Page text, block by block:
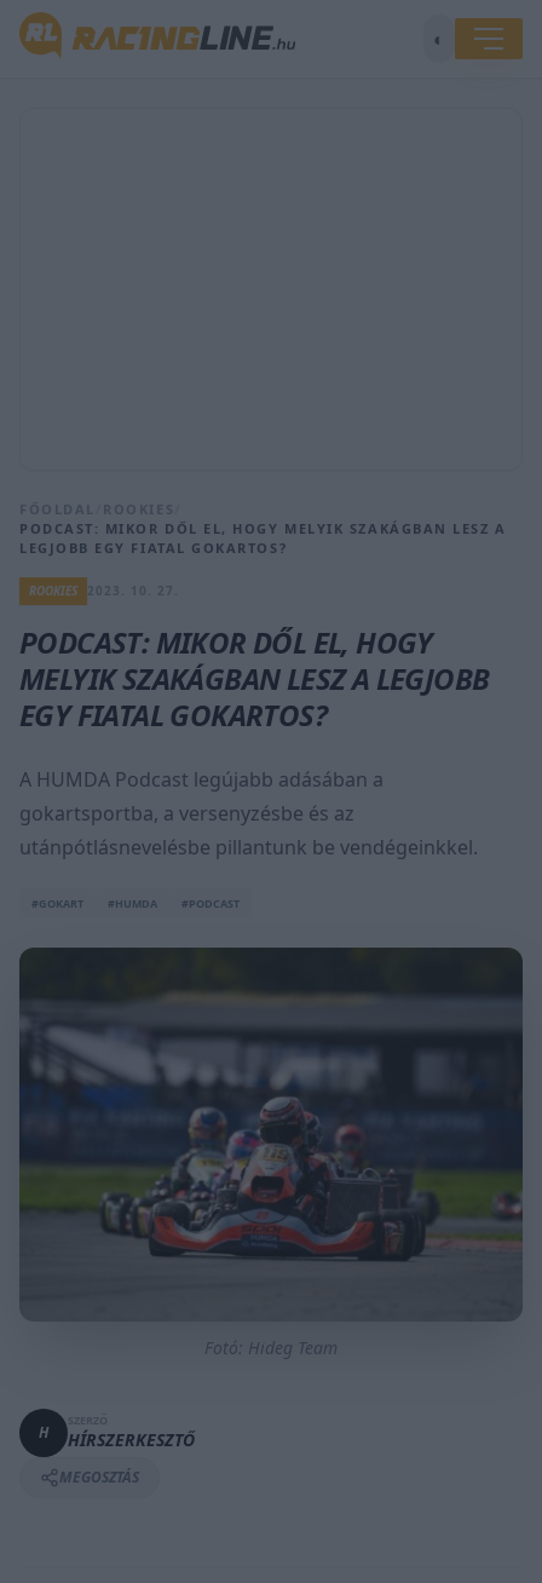
◐
FŐOLDAL ROOKIES
PODCAST: MIKOR DŐL EL, HOGY MELYIK SZAKÁGBAN LESZ A
LEGJOBB EGY FIATAL GOKARTOS?
ROOKIES
PODCAST: MIKOR DŐL EL, HOGY
MELYIK SZAKÁGBAN LESZ A LEGJOBB
EGY FIATAL GOKARTOS?
A HUMDA Podcast legújabb adásában a
gokartsportba, a versenyzésbe és az
utánpótlásnevelésbe pillantunk be vendégeinkkel.
#GOKART #HUMDA #PODCAST
Fotó: Hideg Team
H HÍRSZERKESZTŐ
MEGOSZTÁS